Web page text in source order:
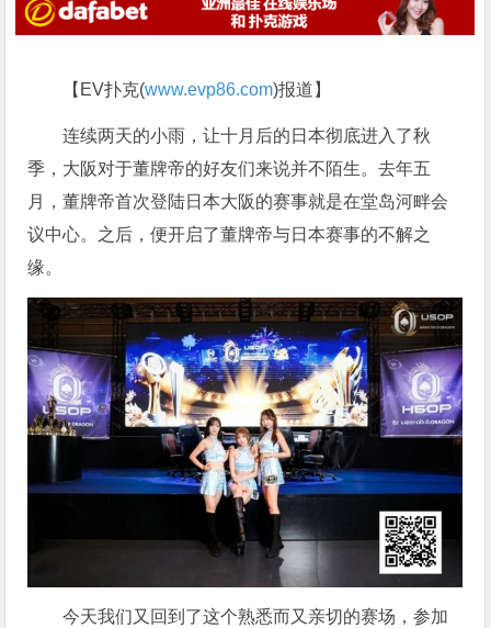
【EV扑克(www.evp86.com)报道】
连续两天的小雨，让十月后的日本彻底进入了秋
季，大阪对于董牌帝的好友们来说并不陌生。去年五
月，董牌帝首次登陆日本大阪的赛事就是在堂岛河畔会
议中心。之后，便开启了董牌帝与日本赛事的不解之
缘。
今天我们又回到了这个熟悉而又亲切的赛场，参加